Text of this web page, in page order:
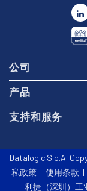
公司
产品
支持和服务
Datalogic S.p.A.
私政策| 使用条款 |
利捷（深圳）工